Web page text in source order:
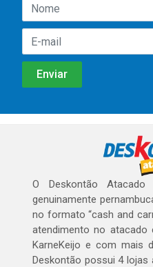
O Deskontão
genuinamente
no formato “cash and
atendimento no atacado
KarneKeijo e com mais
Deskontão possui 4 lojas